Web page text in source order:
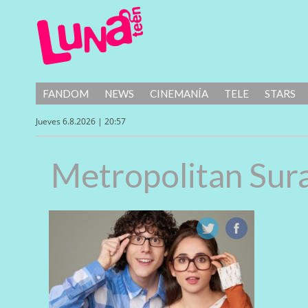
FANDOM NEWS CINEMANÍA TELE STARS
Jueves 6.8.2026 | 20:57
Metropolitan